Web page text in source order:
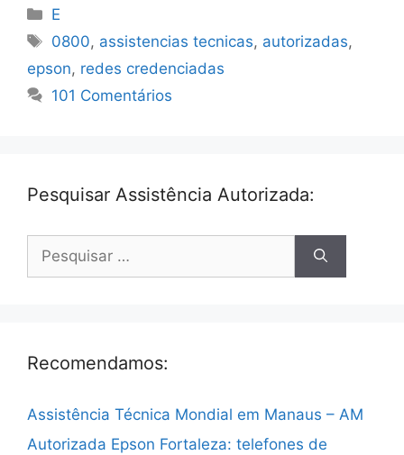
Categorias
E
Tags
0800, assistencias tecnicas, autorizadas,
epson, redes credenciadas
101 Comentários
Pesquisar Assistência Autorizada:
por:
Recomendamos:
Assistência Técnica Mondial em Manaus – AM
Autorizada Epson Fortaleza: telefones de